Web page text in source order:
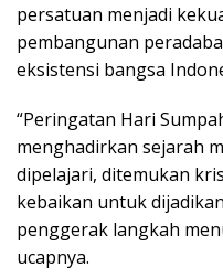
persatuan menjadi
pembangunan
eksistensi bangsa
“Peringatan Hari
menghadirkan sejarah
dipelajari, ditemukan
kebaikan untuk
penggerak langkah
ucapnya.